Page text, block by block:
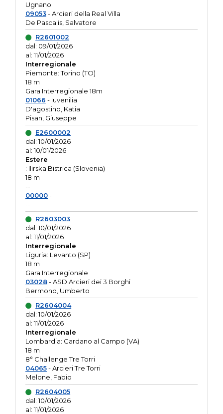
Ugnano
09053- Arcieri della Real Villa
De Pascalis, Salvatore
R2601002
dal: 09/01/2026
al: 11/01/2026
Interregionale
Piemonte: Torino (TO)
18 m
Gara Interregionale 18m
01066 - Iuvenilia
D'agostino, Katia
Pisan, Giuseppe
E2600002
dal: 10/01/2026
al: 10/01/2026
Estere
: Ilirska Bistrica (Slovenia)
18 m
--
00000-
--
R2603003
dal: 10/01/2026
al: 11/01/2026
Interregionale
Liguria: Levanto (SP)
18 m
Gara Interregionale
03028- ASD Arcieri dei 3 Borghi
Bermond, Umberto
R2604004
dal: 10/01/2026
al: 11/01/2026
Interregionale
Lombardia: Cardano al Campo (VA)
18 m
8° Challenge Tre Torri
04065- Arcieri Tre Torri
Melone, Fabio
R2604005
dal: 10/01/2026
al: 11/01/2026